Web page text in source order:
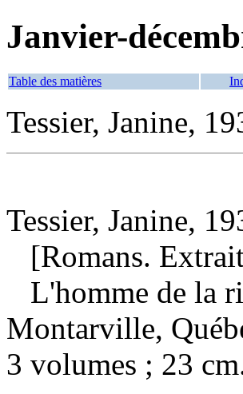
Janvier-
Table des matières
Tessier, Janine,
Tessier, Janine,
[Romans.
L'homme de la
Montarville,
3 volumes ; 23